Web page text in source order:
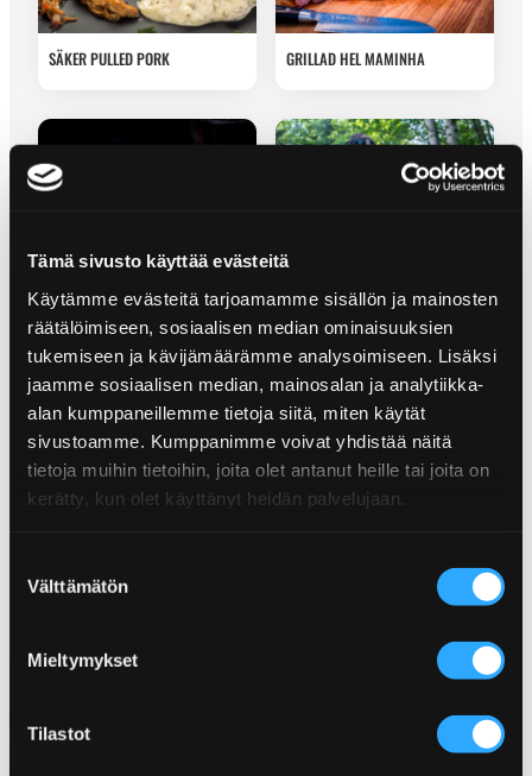
Tämä sivusto käyttää evästeitä
Käytämme evästeitä tarjoamamme sisällön ja mainosten
räätälöimiseen, sosiaalisen median ominaisuuksien
tukemiseen ja kävijämäärämme analysoimiseen. Lisäksi
jaamme sosiaalisen median, mainosalan ja analytiikka-
alan kumppaneillemme tietoja siitä, miten käytät
sivustoamme. Kumppanimme voivat yhdistää näitä
tietoja muihin tietoihin, joita olet antanut heille tai joita on
kerätty, kun olet käyttänyt heidän palvelujaan.
valinta
Välttämätön
Mieltymykset
Tilastot
SÄKER PULLED PORK GRILLAD HEL MAMINHA
TEXAS BBQ PULLED PORK
BURGER
GRILLNING AV KYCKLINGVINGAR